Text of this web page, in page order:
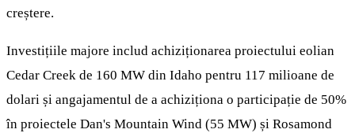
creștere.
Investițiile majore includ achiziționarea proiectului eolian
Cedar Creek de 160 MW din Idaho pentru 117 milioane de
dolari și angajamentul de a achiziționa o participație de 50%
în proiectele Dan's Mountain Wind (55 MW) și Rosamond